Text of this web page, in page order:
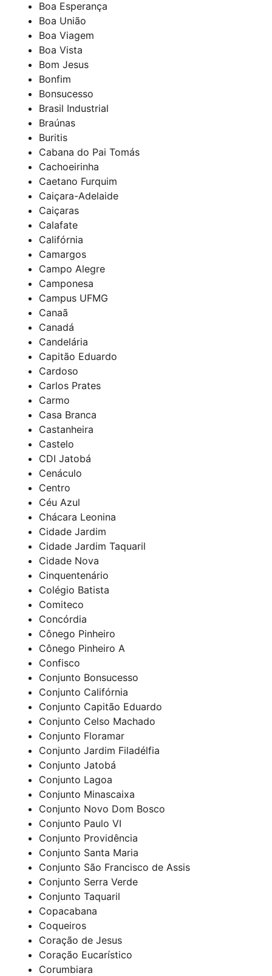
Boa Esperança
Boa União
Boa Viagem
Boa Vista
Bom Jesus
Bonfim
Bonsucesso
Brasil Industrial
Braúnas
Buritis
Cabana do Pai Tomás
Cachoeirinha
Caetano Furquim
Caiçara-Adelaide
Caiçaras
Calafate
Califórnia
Camargos
Campo Alegre
Camponesa
Campus UFMG
Canaã
Canadá
Candelária
Capitão Eduardo
Cardoso
Carlos Prates
Carmo
Casa Branca
Castanheira
Castelo
CDI Jatobá
Cenáculo
Centro
Céu Azul
Chácara Leonina
Cidade Jardim
Cidade Jardim Taquaril
Cidade Nova
Cinquentenário
Colégio Batista
Comiteco
Concórdia
Cônego Pinheiro
Cônego Pinheiro A
Confisco
Conjunto Bonsucesso
Conjunto Califórnia
Conjunto Capitão Eduardo
Conjunto Celso Machado
Conjunto Floramar
Conjunto Jardim Filadélfia
Conjunto Jatobá
Conjunto Lagoa
Conjunto Minascaixa
Conjunto Novo Dom Bosco
Conjunto Paulo VI
Conjunto Providência
Conjunto Santa Maria
Conjunto São Francisco de Assis
Conjunto Serra Verde
Conjunto Taquaril
Copacabana
Coqueiros
Coração de Jesus
Coração Eucarístico
Corumbiara